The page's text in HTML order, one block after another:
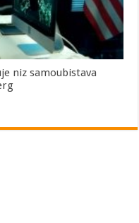
niz samoubistava